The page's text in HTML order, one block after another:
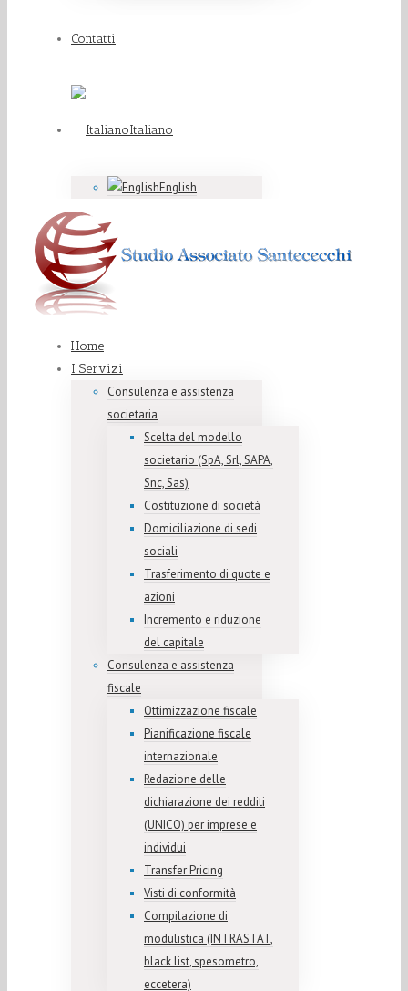
Contatti
Italiano
English
Home
I Servizi
Consulenza e assistenza
societaria
Scelta del modello
societario (SpA, Srl, SAPA,
Snc, Sas)
Costituzione di società
Domiciliazione di sedi
sociali
Trasferimento di quote e
azioni
Incremento e riduzione
del capitale
Consulenza e assistenza
fiscale
Ottimizzazione fiscale
Pianificazione fiscale
internazionale
Redazione delle
dichiarazione dei redditi
(UNICO) per imprese e
individui
Transfer Pricing
Visti di conformità
Compilazione di
modulistica (INTRASTAT,
black list, spesometro,
eccetera)